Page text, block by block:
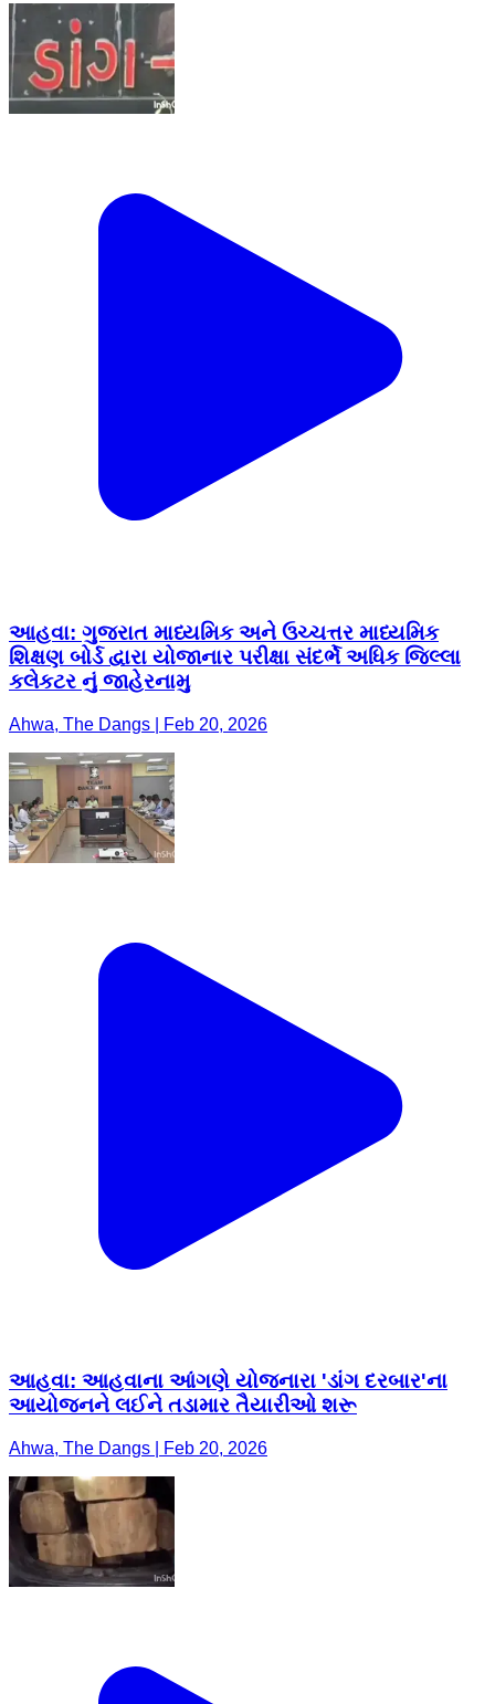
આહવા: ગુજરાત માધ્યમિક અને ઉચ્ચત્તર માધ્યમિક
શિક્ષણ બોર્ડ દ્વારા યોજાનાર પરીક્ષા સંદર્ભે અધિક જિલ્લા
કલેકટર નું જાહેરનામુ
Ahwa, The Dangs | Feb 20, 2026
આહવા: આહવાના આંગણે યોજનારા 'ડાંગ દરબાર'ના
આયોજનને લઈને તડામાર તૈયારીઓ શરૂ
Ahwa, The Dangs | Feb 20, 2026